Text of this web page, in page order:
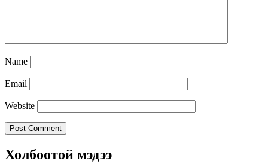
Name
Email
Website
Холбоотой мэдээ